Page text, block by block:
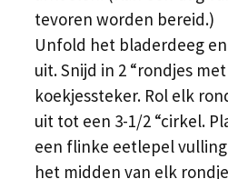
tevoren worden bereid.)
Unfold het bladerdeeg
uit. Snijd in 2 “rondjes
koekjessteker. Rol elk
uit tot een 3-1/2 “cirkel.
een flinke eetlepel
het midden van elk